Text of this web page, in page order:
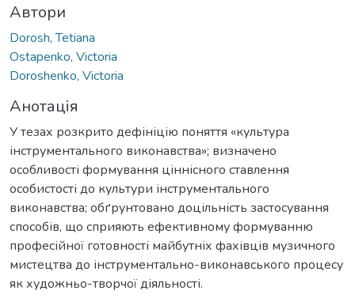
Автори
Dorosh, Tetiana
Ostapenko, Victoria
Doroshenko, Victoria
Анотація
У тезах розкрито дефініцію поняття «культура
інструментального виконавства»; визначено
особливості формування ціннісного ставлення
особистості до культури інструментального
виконавства; обґрунтовано доцільність застосування
способів, що сприяють ефективному формуванню
професійної готовності майбутніх фахівців музичного
мистецтва до інструментально-виконавського процесу
як художньо-творчої діяльності.